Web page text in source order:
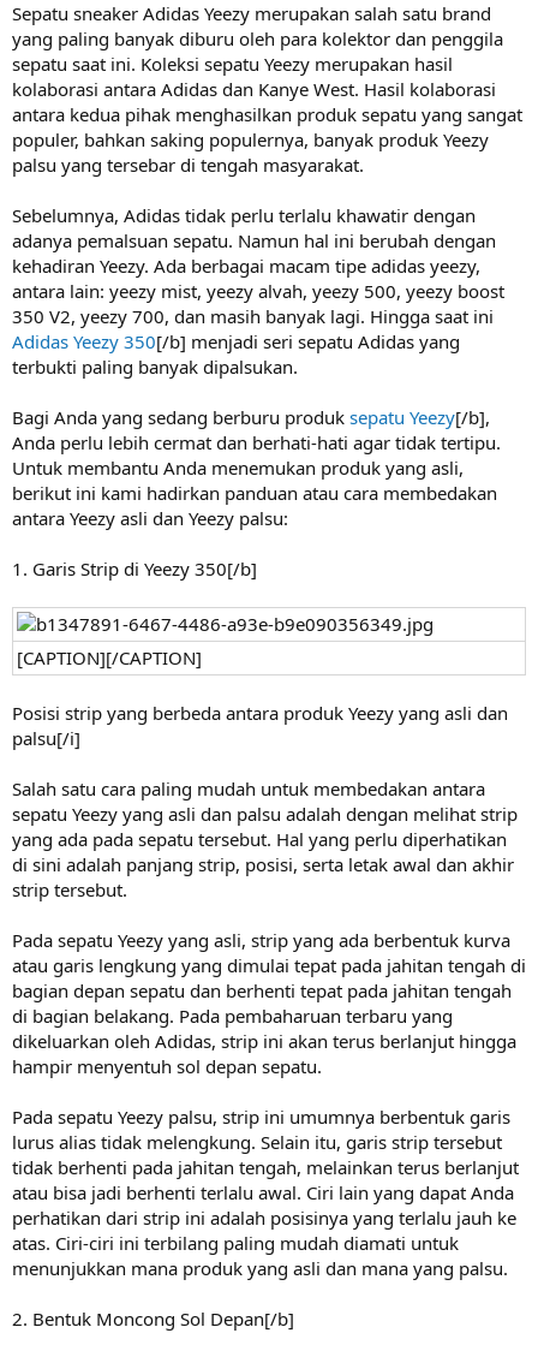
Sepatu sneaker Adidas Yeezy merupakan salah satu brand
yang paling banyak diburu oleh para kolektor dan penggila
sepatu saat ini. Koleksi sepatu Yeezy merupakan hasil
kolaborasi antara Adidas dan Kanye West. Hasil kolaborasi
antara kedua pihak menghasilkan produk sepatu yang sangat
populer, bahkan saking populernya, banyak produk Yeezy
palsu yang tersebar di tengah masyarakat.
Sebelumnya, Adidas tidak perlu terlalu khawatir dengan
adanya pemalsuan sepatu. Namun hal ini berubah dengan
kehadiran Yeezy. Ada berbagai macam tipe adidas yeezy,
antara lain: yeezy mist, yeezy alvah, yeezy 500, yeezy boost
350 V2, yeezy 700, dan masih banyak lagi. Hingga saat ini
Adidas Yeezy 350[/b] menjadi seri sepatu Adidas yang
terbukti paling banyak dipalsukan.
Bagi Anda yang sedang berburu produk sepatu Yeezy[/b],
Anda perlu lebih cermat dan berhati-hati agar tidak tertipu.
Untuk membantu Anda menemukan produk yang asli,
berikut ini kami hadirkan panduan atau cara membedakan
antara Yeezy asli dan Yeezy palsu:
1. Garis Strip di Yeezy 350[/b]
[CAPTION][/CAPTION]
Posisi strip yang berbeda antara produk Yeezy yang asli dan
palsu[/i]
Salah satu cara paling mudah untuk membedakan antara
sepatu Yeezy yang asli dan palsu adalah dengan melihat strip
yang ada pada sepatu tersebut. Hal yang perlu diperhatikan
di sini adalah panjang strip, posisi, serta letak awal dan akhir
strip tersebut.
Pada sepatu Yeezy yang asli, strip yang ada berbentuk kurva
atau garis lengkung yang dimulai tepat pada jahitan tengah di
bagian depan sepatu dan berhenti tepat pada jahitan tengah
di bagian belakang. Pada pembaharuan terbaru yang
dikeluarkan oleh Adidas, strip ini akan terus berlanjut hingga
hampir menyentuh sol depan sepatu.
Pada sepatu Yeezy palsu, strip ini umumnya berbentuk garis
lurus alias tidak melengkung. Selain itu, garis strip tersebut
tidak berhenti pada jahitan tengah, melainkan terus berlanjut
atau bisa jadi berhenti terlalu awal. Ciri lain yang dapat Anda
perhatikan dari strip ini adalah posisinya yang terlalu jauh ke
atas. Ciri-ciri ini terbilang paling mudah diamati untuk
menunjukkan mana produk yang asli dan mana yang palsu.
2. Bentuk Moncong Sol Depan[/b]